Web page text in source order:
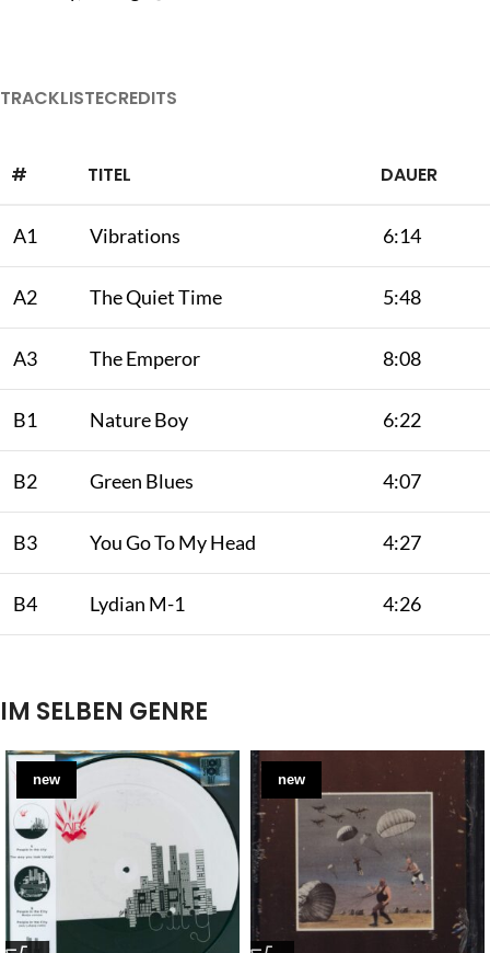
TRACKLISTECREDITS
# TITEL DAUER
A1 Vibrations 6:14
A2 The Quiet Time 5:48
A3 The Emperor 8:08
B1 Nature Boy 6:22
B2 Green Blues 4:07
B3 You Go To My Head 4:27
B4 Lydian M-1 4:26
IM SELBEN GENRE
new new